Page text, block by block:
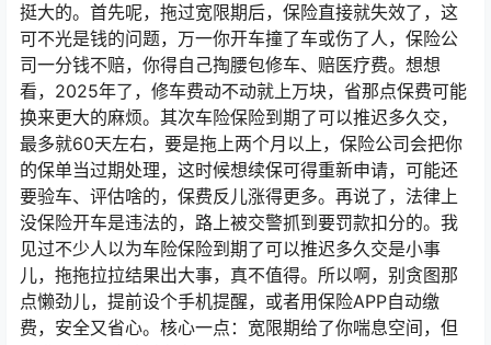
挺大的。首先呢，拖过宽限期后，保险直接就失效了，这
可不光是钱的问题，万一你开车撞了车或伤了人，保险公
司一分钱不赔，你得自己掏腰包修车、赔医疗费。想想
看，2025年了，修车费动不动就上万块，省那点保费可能
换来更大的麻烦。其次车险保险到期了可以推迟多久交，
最多就60天左右，要是拖上两个月以上，保险公司会把你
的保单当过期处理，这时候想续保可得重新申请，可能还
要验车、评估啥的，保费反儿涨得更多。再说了，法律上
没保险开车是违法的，路上被交警抓到要罚款扣分的。我
见过不少人以为车险保险到期了可以推迟多久交是小事
儿，拖拖拉拉结果出大事，真不值得。所以啊，别贪图那
点懒劲儿，提前设个手机提醒，或者用保险APP自动缴
费，安全又省心。核心一点：宽限期给了你喘息空间，但